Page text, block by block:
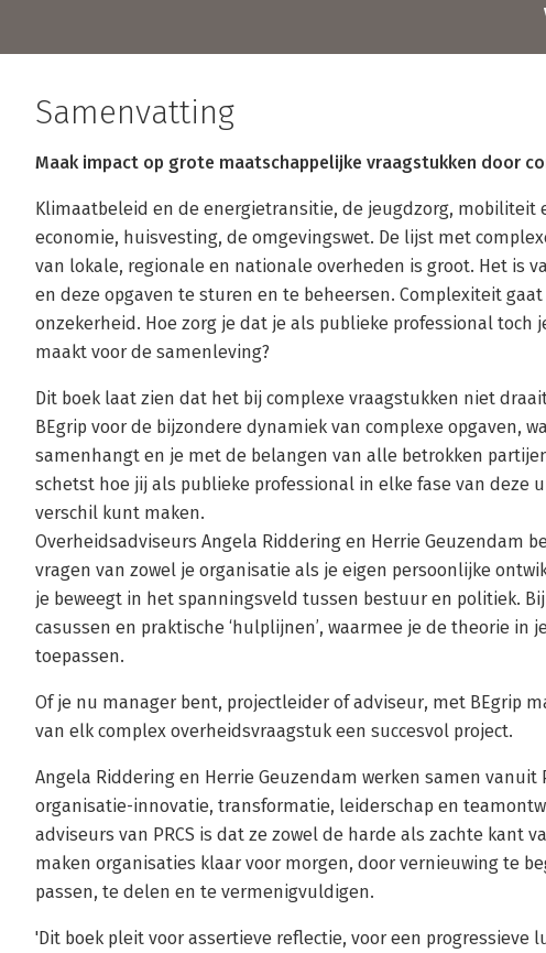
Samenvatting
Maak impact op grote maatschappelijke vraagstukken door
Klimaatbeleid en de energietransitie, de jeugdzorg, mobiliteit
economie, huisvesting, de omgevingswet. De lijst met
van lokale, regionale en nationale overheden is groot. Het is
en deze opgaven te sturen en te beheersen. Complexiteit
onzekerheid. Hoe zorg je dat je als publieke professional toch
maakt voor de samenleving?
Dit boek laat zien dat het bij complexe vraagstukken niet
BEgrip voor de bijzondere dynamiek van complexe opgaven,
samenhangt en je met de belangen van alle betrokken
schetst hoe jij als publieke professional in elke fase van deze
verschil kunt maken.
Overheidsadviseurs Angela Riddering en Herrie Geuzendam
vragen van zowel je organisatie als je eigen persoonlijke
je beweegt in het spanningsveld tussen bestuur en politiek.
casussen en praktische ‘hulplijnen’, waarmee je de theorie in
toepassen.
Of je nu manager bent, projectleider of adviseur, met BEgrip
van elk complex overheidsvraagstuk een succesvol project.
Angela Riddering en Herrie Geuzendam werken samen vanuit
organisatie-innovatie, transformatie, leiderschap en
adviseurs van PRCS is dat ze zowel de harde als zachte kant
maken organisaties klaar voor morgen, door vernieuwing te
passen, te delen en te vermenigvuldigen.
'Dit boek pleit voor assertieve reflectie, voor een progressieve